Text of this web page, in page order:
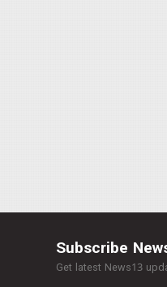
Subscribe
Get latest News13